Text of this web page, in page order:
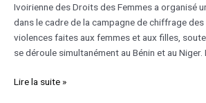
Ivoirienne des Droits des Femmes a organisé
dans le cadre de la campagne de chiffrage
violences faites aux femmes et aux filles,
se déroule simultanément au Bénin et au Niger.
Lire la suite »